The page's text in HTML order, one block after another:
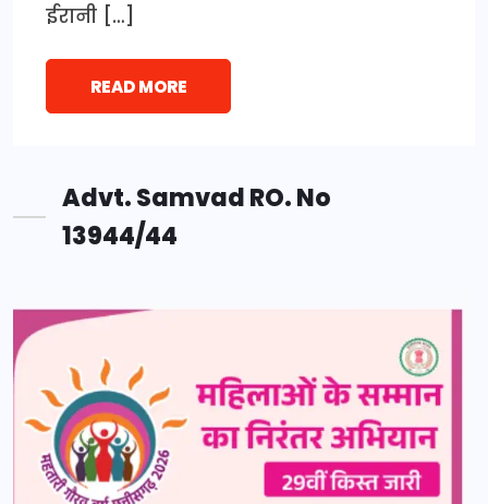
ईरानी […]
READ MORE
Advt. Samvad RO. No
13944/44